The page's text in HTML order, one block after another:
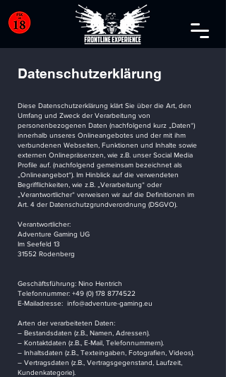
Datenschutzerklärung
Diese Datenschutzerklärung klärt Sie über die Art, den
Umfang und Zweck der Verarbeitung von
personenbezogenen Daten (nachfolgend kurz „Daten“)
innerhalb unseres Onlineangebotes und der mit ihm
verbundenen Webseiten, Funktionen und Inhalte sowie
externen Onlinepräsenzen, wie z.B. unser Social Media
Profile auf. (nachfolgend gemeinsam bezeichnet als
„Onlineangebot“). Im Hinblick auf die verwendeten
Begrifflichkeiten, wie z.B. „Verarbeitung“ oder
„Verantwortlicher“ verweisen wir auf die Definitionen im
Art. 4 der Datenschutzgrundverordnung (DSGVO).
Verantwortlicher:
Adventure Gaming UG
Im Seefeld 13
31552 Rodenberg
Geschäftsführung: Nino Hentrich
Telefonnummer: +49 (0) 178 8774522
E-Mailadresse: info@adventure-gaming.eu
Arten der verarbeiteten Daten:
– Bestandsdaten (z.B., Namen, Adressen).
– Kontaktdaten (z.B., E-Mail, Telefonnummern).
– Inhaltsdaten (z.B., Texteingaben, Fotografien, Videos).
– Vertragsdaten (z.B., Vertragsgegenstand, Laufzeit,
Kundenkategorie).